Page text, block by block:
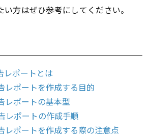
方はぜひ参考にしてください。
レポートとは
レポートを作成する目的
レポートの基本型
レポートの作成手順
レポートを作成する際の注意点